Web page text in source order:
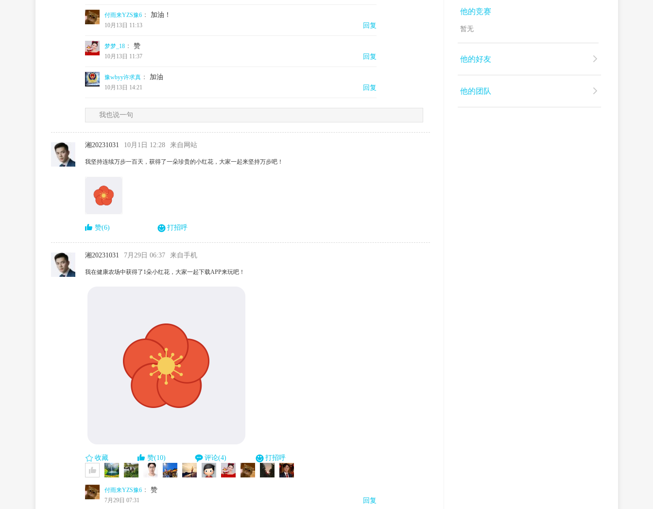
付雨来YZS豫6： 加油！
10月13日 11:13 回复
梦梦_18： 赞
10月13日 11:37 回复
豫wbyy许求真： 加油
10月13日 14:21 回复
我也说一句
湘20231031 10月1日 12:28 来自网站
我坚持连续万步一百天，获得了一朵珍贵的小红花，大家一起来坚持万步吧！
赞(6) 打招呼
湘20231031 7月29日 06:37 来自手机
我在健康农场中获得了1朵小红花，大家一起下载APP来玩吧！
收藏 赞(10) 评论(4) 打招呼
付雨来YZS豫6： 赞
7月29日 07:31 回复
他的竞赛
暂无
他的好友
他的团队